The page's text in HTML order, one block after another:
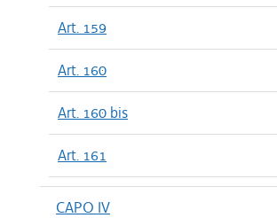
Art. 159
Art. 160
Art. 160 bis
Art. 161
CAPO IV